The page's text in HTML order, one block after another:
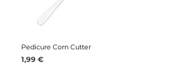
Pedicure Corn Cutter
Cena
1,99 €